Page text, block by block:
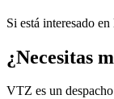
Si está interesado
¿Necesitas
VTZ es un